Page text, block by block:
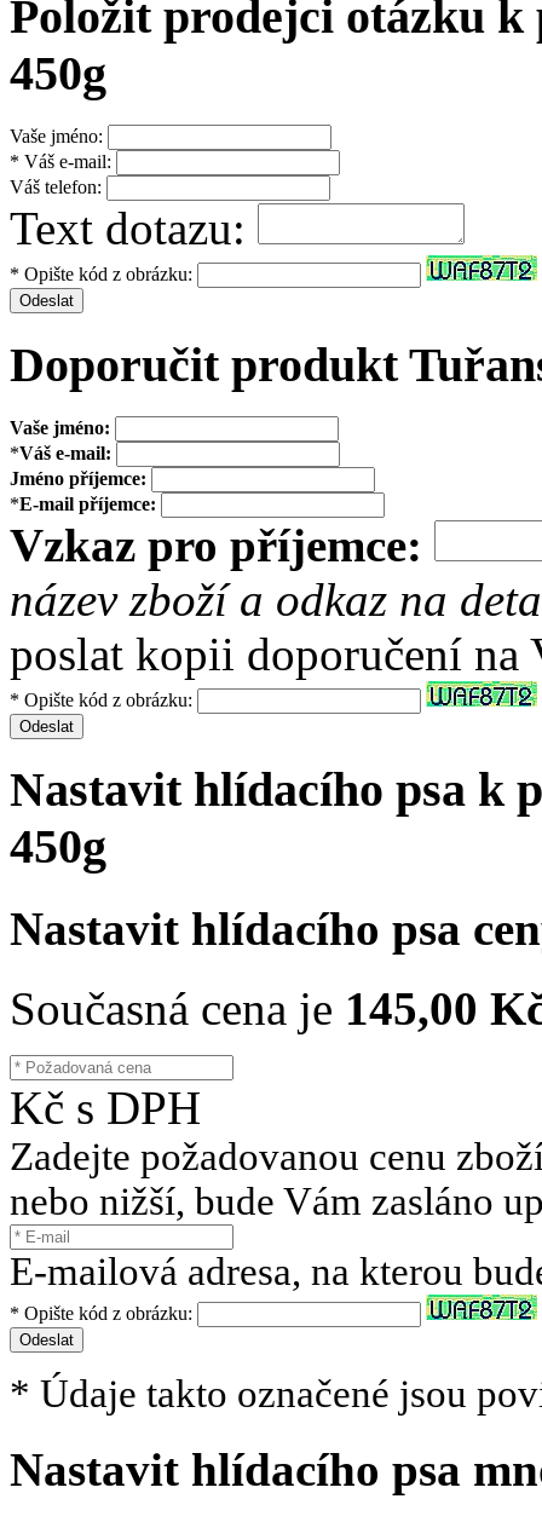
Položit prodejci otázku
450g
Vaše jméno:
* Váš e-mail:
Váš telefon:
Text dotazu:
* Opište kód z obrázku:
Odeslat
Doporučit produkt
Vaše jméno:
*Váš e-mail:
Jméno příjemce:
*E-mail příjemce:
Vzkaz pro příjemce:
název zboží a odkaz na
poslat kopii doporučení na
* Opište kód z obrázku:
Odeslat
Nastavit hlídacího psa k
450g
Nastavit hlídacího psa
Současná cena je 145,00
Kč s DPH
Zadejte požadovanou cenu
nebo nižší, bude Vám zasláno
E-mailová adresa, na kterou
* Opište kód z obrázku:
Odeslat
* Údaje takto označené jsou
Nastavit hlídacího psa